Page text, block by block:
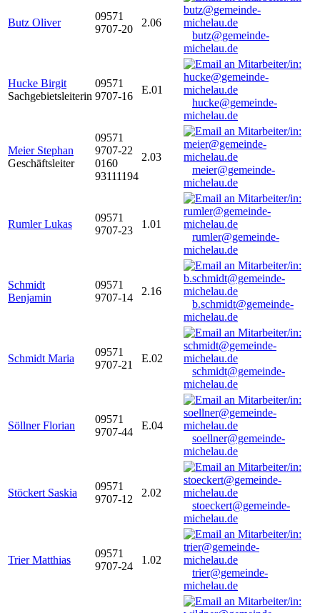
Butz Oliver
09571
9707-20
2.06
butz@gemeinde-
michelau.de
Hucke Birgit
Sachgebietsleiterin
09571
9707-16
E.01
hucke@gemeinde-
michelau.de
Meier Stephan
Geschäftsleiter
09571
9707-22
0160
93111194
2.03
meier@gemeinde-
michelau.de
Rumler Lukas
09571
9707-23
1.01
rumler@gemeinde-
michelau.de
Schmidt
Benjamin
09571
9707-14
2.16
b.schmidt@gemeinde-
michelau.de
Schmidt Maria
09571
9707-21
E.02
schmidt@gemeinde-
michelau.de
Söllner Florian
09571
9707-44
E.04
soellner@gemeinde-
michelau.de
Stöckert Saskia
09571
9707-12
2.02
stoeckert@gemeinde-
michelau.de
Trier Matthias
09571
9707-24
1.02
trier@gemeinde-
michelau.de